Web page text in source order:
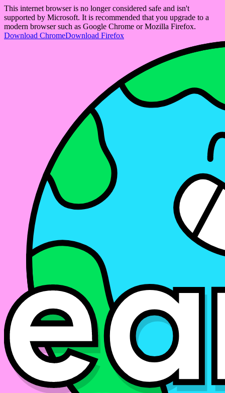
This internet browser is no longer considered safe and isn't
supported by Microsoft. It is recommended that you upgrade to a
modern browser such as Google Chrome or Mozilla Firefox.
Download ChromeDownload Firefox